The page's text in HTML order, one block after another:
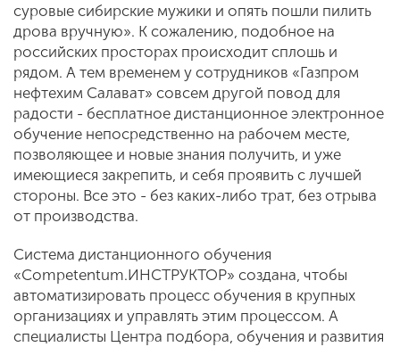
суровые сибирские мужики и опять пошли пилить
дрова вручную». К сожалению, подоб­ное на
российских просторах происходит сплошь и
рядом. А тем временем у сотруд­ников «Газпром
нефтехим Салават» совсем другой повод для
радости - бесплатное дистанционное электронное
обучение не­посредственно на рабочем месте,
позво­ляющее и новые знания получить, и уже
имеющиеся закрепить, и себя проявить с лучшей
стороны. Все это - без каких-либо трат, без отрыва
от производства.
Система дистанционного обучения
«Competentum.ИНСТРУКТОР» создана, чтобы
автоматизировать процесс обуче­ния в крупных
организациях и управлять этим процессом. А
специалисты Центра подбора, обучения и развития